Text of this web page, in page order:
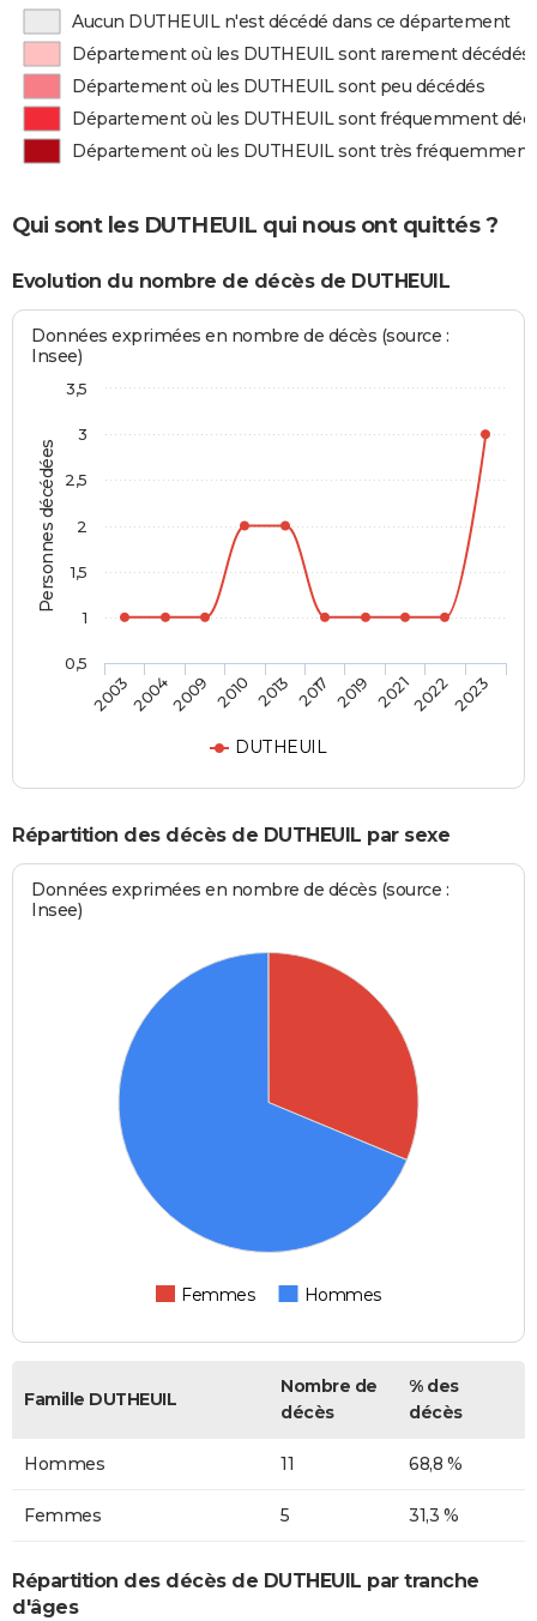
Aucun DUTHEUIL n'est décédé dans ce département
Département où les DUTHEUIL sont rarement décédés
Département où les DUTHEUIL sont peu décédés
Département où les DUTHEUIL sont fréquemment
Département où les DUTHEUIL sont très fréquemment
Qui sont les DUTHEUIL qui nous ont quittés ?
Evolution du nombre de décès de DUTHEUIL
Personnes décédées
Données exprimées en nombre de décès (source :
Insee)
DUTHEUIL
200320042009 2010 2013 2017 2019 202120222023
0,5
1
1,5
2
2,5
3
3,5
Répartition des décès de DUTHEUIL par sexe
Données exprimées en nombre de décès (source :
Insee)
Femmes Hommes
Famille DUTHEUIL
Nombre de
décès
% des
décès
Hommes 11 68,8 %
Femmes 5 31,3 %
Répartition des décès de DUTHEUIL par tranche
d'âges